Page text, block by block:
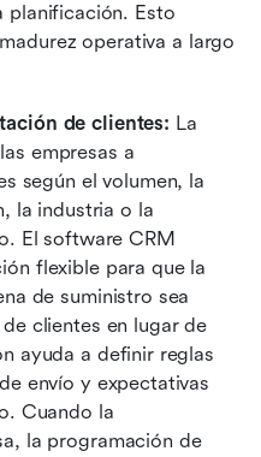
planificación. Esto
operativa a largo
de clientes: La
empresas a
según el volumen, la
la industria o la
El software CRM
flexible para que la
de suministro sea
clientes en lugar de
ayuda a definir reglas
envío y expectativas
Cuando la
la programación de